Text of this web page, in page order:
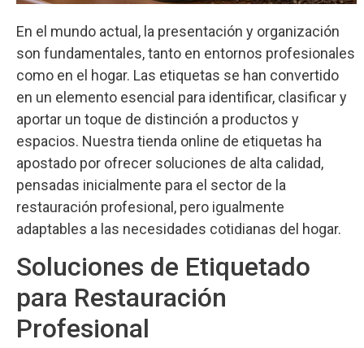
En el mundo actual, la presentación y organización
son fundamentales, tanto en entornos profesionales
como en el hogar. Las etiquetas se han convertido
en un elemento esencial para identificar, clasificar y
aportar un toque de distinción a productos y
espacios. Nuestra tienda online de etiquetas ha
apostado por ofrecer soluciones de alta calidad,
pensadas inicialmente para el sector de la
restauración profesional, pero igualmente
adaptables a las necesidades cotidianas del hogar.
Soluciones de Etiquetado
para Restauración
Profesional